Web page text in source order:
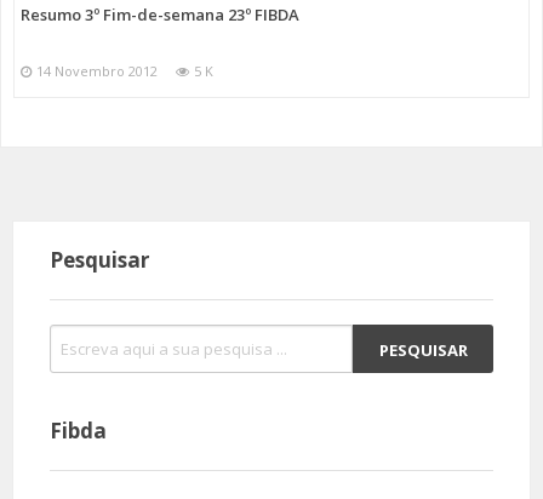
Resumo 3º Fim-de-semana 23º FIBDA
14 Novembro 2012 5 K
Pesquisar
Fibda